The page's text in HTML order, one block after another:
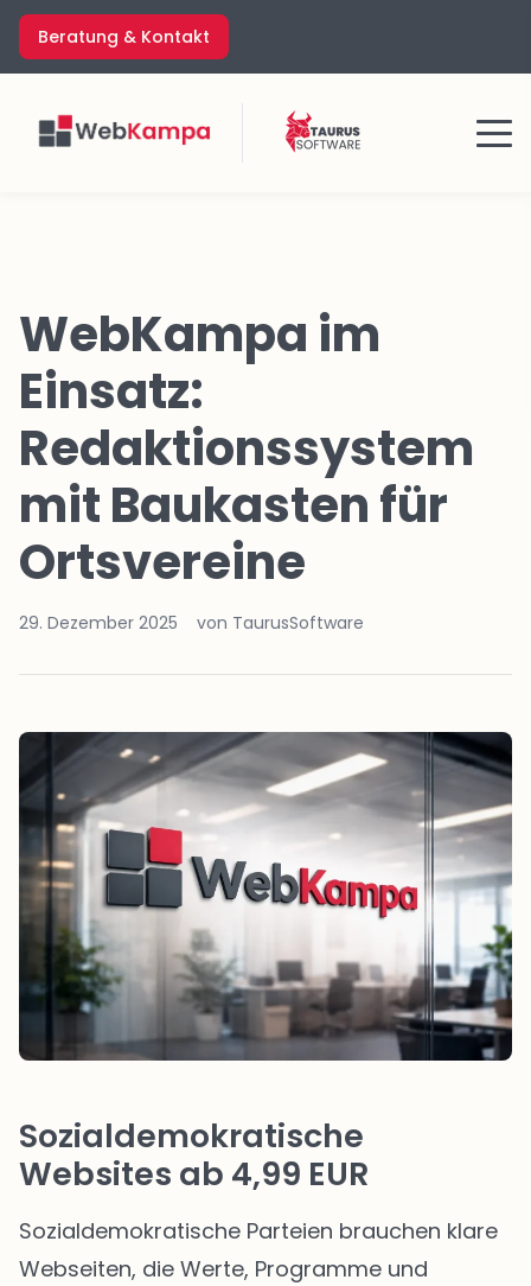
Zum
Inhalt
springen
Beratung & Kontakt
Menü
WebKampa im
Einsatz:
Redaktionssystem
mit Baukasten für
Ortsvereine
29. Dezember 2025 von TaurusSoftware
Sozialdemokratische
Websites ab 4,99 EUR
Sozialdemokratische Parteien brauchen klare
Webseiten, die Werte, Programme und